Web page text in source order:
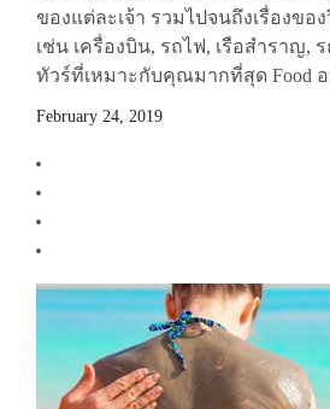
ของแต่ละเจ้า รวมไปจนถึงเรื่องขอ
เช่น เครื่องบิน, รถไฟ, เรือสำราญ,
ทัวร์ที่เหมาะกับคุณมากที่สุด Food
February 24, 2019